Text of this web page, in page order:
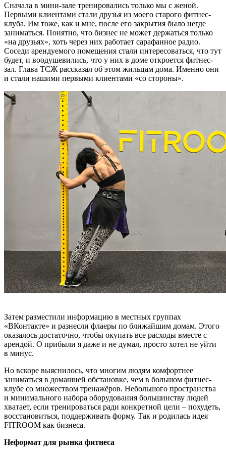
Сначала в мини-зале тренировались только мы с женой.
Первыми клиентами стали друзья из моего старого фитнес-
клуба. Им тоже, как и мне, после его закрытия было негде
заниматься. Понятно, что бизнес не может держаться только
«на друзьях», хоть через них работает сарафанное радио.
Соседи арендуемого помещения стали интересоваться, что тут
будет, и воодушевились, что у них в доме откроется фитнес-
зал. Глава ТСЖ рассказал об этом жильцам дома. Именно они
и стали нашими первыми клиентами «со стороны».
Затем разместили информацию в местных группах
«ВКонтакте» и разнесли флаеры по ближайшим домам. Этого
оказалось достаточно, чтобы окупать все расходы вместе с
арендой. О прибыли я даже и не думал, просто хотел не уйти
в минус.
Но вскоре выяснилось, что многим людям комфортнее
заниматься в домашней обстановке, чем в большом фитнес-
клубе со множеством тренажёров. Небольшого пространства
и минимального набора оборудования большинству людей
хватает, если тренироваться ради конкретной цели – похудеть,
восстановиться, поддерживать форму. Так и родилась идея
FITROOM как бизнеса.
Неформат для рынка фитнеса